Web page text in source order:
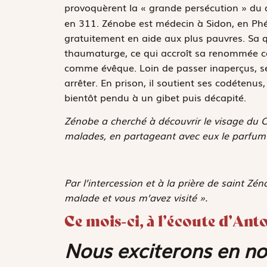
provoquèrent la « grande persécution »
en 311. Zénobe est médecin à Sidon, en
gratuitement en aide aux plus pauvres. Sa
thaumaturge, ce qui accroît sa renommée
comme évêque. Loin de passer
arrêter. En prison, il soutient ses
bientôt pendu à un gibet puis décapité.
Zénobe a cherché à découvrir le visage du
malades, en partageant avec eux le
Par l’intercession et à la prière de saint
malade et vous m’avez visité ».
Ce mois-ci, à l’écoute
Nous exciterons en